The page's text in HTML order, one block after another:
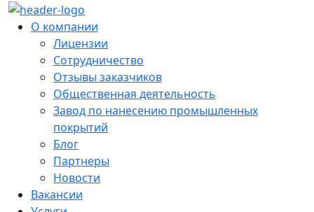
О компании
Лицензии
Сотрудничество
Отзывы заказчиков
Общественная деятельность
Завод по нанесению промышленных
покрытий
Блог
Партнеры
Новости
Вакансии